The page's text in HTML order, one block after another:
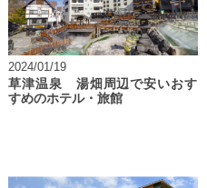
2024/01/19
草津温泉 湯畑周辺で安いおす
すめのホテル・旅館